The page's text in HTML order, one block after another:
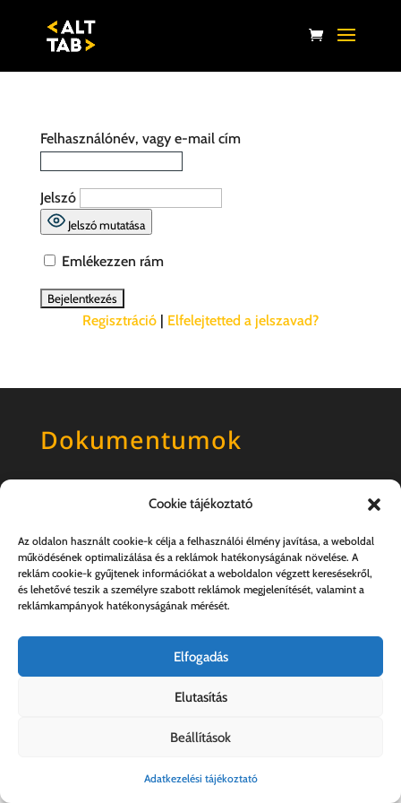
Cookie tájékoztató
Az oldalon használt cookie-k célja a felhasználói élmény javítása, a weboldal
működésének optimalizálása és a reklámok hatékonyságának növelése. A
reklám cookie-k gyűjtenek információkat a weboldalon végzett keresésekről,
és lehetővé teszik a személyre szabott reklámok megjelenítését, valamint a
reklámkampányok hatékonyságának mérését.
Elfogadás
Elutasítás
Beállítások
Adatkezelési tájékoztató
Felhasználónév, vagy e-mail cím
Jelszó
Jelszó mutatása
Emlékezzen rám
Regisztráció| Elfelejtetted a jelszavad?
Dokumentumok
Általános szerződési feltételek
Kovács András e.v. | 57357889-1-33